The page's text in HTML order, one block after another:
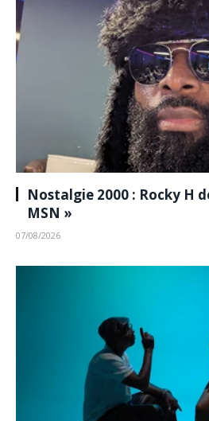
Nostalgie 2000 : Rocky H
MSN »
07/08/2026